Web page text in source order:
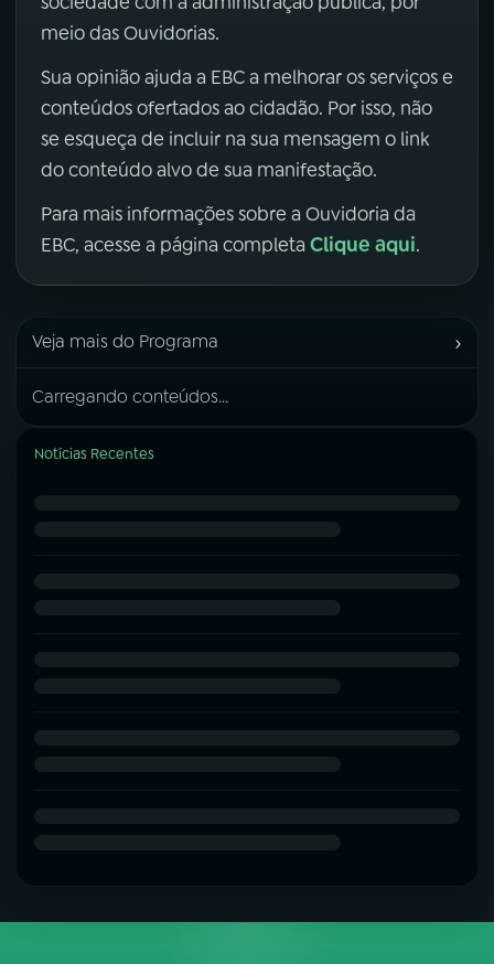
meio das Ouvidorias.
Sua opinião ajuda a EBC a melhorar os serviços e
conteúdos ofertados ao cidadão. Por isso, não
se esqueça de incluir na sua mensagem o link
do conteúdo alvo de sua manifestação.
Para mais informações sobre a Ouvidoria da
EBC, acesse a página completa Clique aqui.
Veja mais do Programa ›
Carregando conteúdos...
Notícias Recentes